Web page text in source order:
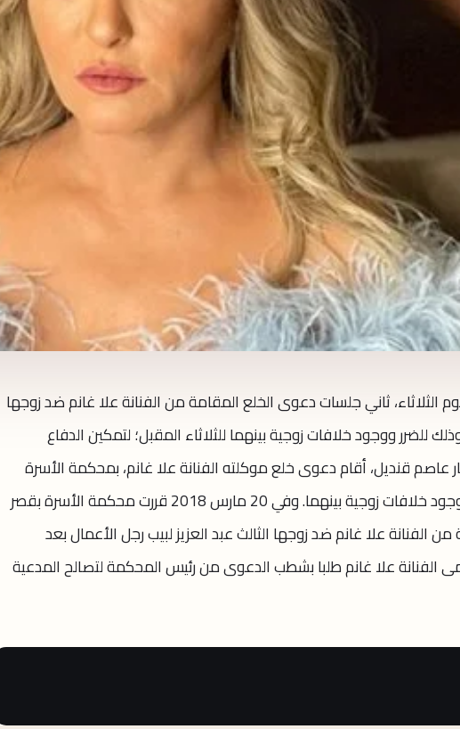
الثلاثاء، ثاني جلسات دعوى الخلع المقامة من الفنانة علا غانم ضد زوجها
للضرر ووجود خلافات زوجية بينهما للثلاثاء المقبل؛ لتمكين الدفاع
عاصم قنديل، أقام دعوى خلع موكلته الفنانة علا غانم، بمحكمة الأسرة
بقصر النيل ضد زوجها، وذلك للضرر ووجود خلافات زوجية بينهما. وفي 20 مارس 2018 قررت محكمة الأسرة بقصر
علا غانم ضد زوجها الثالث عبد العزيز لبيب رجل الأعمال بعد
علا غانم طلبا بشطب الدعوى من رئيس المحكمة لتصالح المدعية